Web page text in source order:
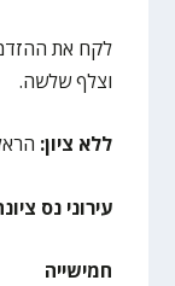
לקח את
וצלף שלשה.
ללא ציון:
עירוני נס
חמישייה